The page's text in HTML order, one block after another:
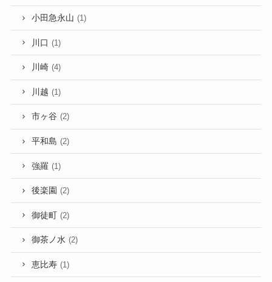
小田急永山 (1)
川口 (1)
川崎 (4)
川越 (1)
市ヶ谷 (2)
平和島 (2)
強羅 (1)
後楽園 (2)
御徒町 (2)
御茶ノ水 (2)
恵比寿 (1)